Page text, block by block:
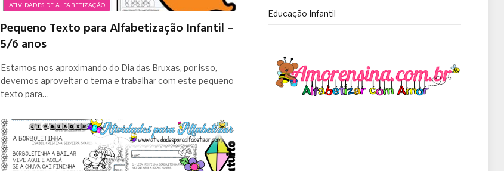
ATIVIDADES DE ALFABETIZAÇÃO
Pequeno Texto para Alfabetização Infantil –
5/6 anos
Estamos nos aproximando do Dia das Bruxas, por isso,
devemos aproveitar o tema e trabalhar com este pequeno
texto para…
Educação Infantil